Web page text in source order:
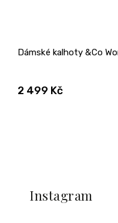
Dámské kalhoty &Co
2 499 Kč
Instagram